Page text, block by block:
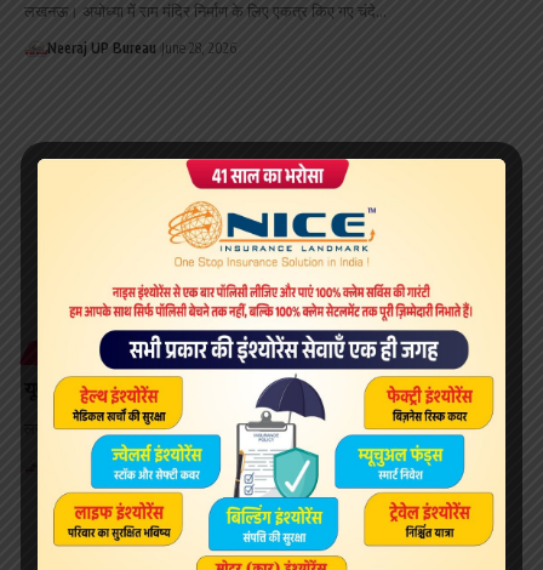
लखनऊ। अयोध्या में राम मंदिर निर्माण के लिए एकत्र किए गए चंदे…
Neeraj UP Bureau June 28, 2026
यूपी में बारिश का दौर होगा तेज, भीषण गर्मी से मिलेगी राहत
लखनऊ। भीषण गर्मी और उमस से परेशान उत्तर प्रदेश के लोगों के…
Neeraj UP Bureau June 28, 2026